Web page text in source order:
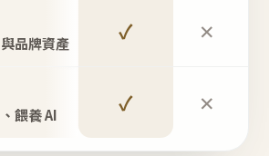
品牌資產 ✓ ✕
餵養 AI ✓ ✕